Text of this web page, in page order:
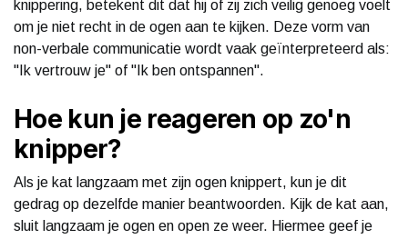
knippering, betekent dit dat hij of zij zich veilig genoeg voelt
om je niet recht in de ogen aan te kijken. Deze vorm van
non-verbale communicatie wordt vaak geïnterpreteerd als:
"Ik vertrouw je" of "Ik ben ontspannen".
Hoe kun je reageren op zo'n
knipper?
Als je kat langzaam met zijn ogen knippert, kun je dit
gedrag op dezelfde manier beantwoorden. Kijk de kat aan,
sluit langzaam je ogen en open ze weer. Hiermee geef je